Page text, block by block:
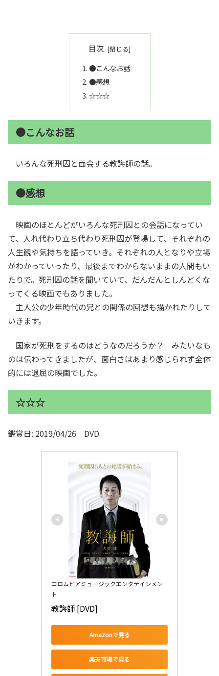
目次
●こんなお話
●感想
☆☆☆
●こんなお話
いろんな死刑囚と面会する教誨師の話。
●感想
映画のほとんどがいろんな死刑囚との会話になってい
て、入れ代わり立ち代わり死刑囚が登場して、それぞれの
人生観や気持ちを語っていき。それぞれの人となりや立場
がわかっていったり、最後までわからないままの人間もい
たりで。死刑囚の話を聞いていて、だんだんとしんどくな
ってくる映画でもありました。
主人公の少年時代の兄との関係の回想も描かれたりして
いきます。
国家が死刑をするのはどうなのだろうか？ みたいなも
のは伝わってきましたが、面白さはあまり感じられず全体
的には退屈の映画でした。
☆☆☆
鑑賞日: 2019/04/26 DVD
コロムビアミュージックエンタテインメン
ト
教誨師 [DVD]
Amazonで見る
楽天市場で見る